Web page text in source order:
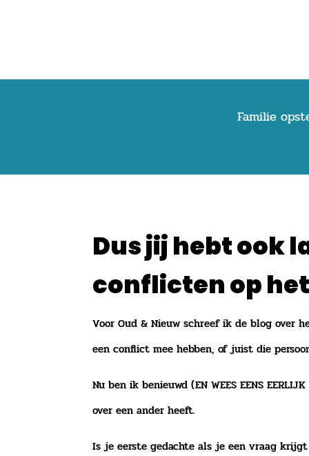
Familie
Dus jij hebt ook
conflicten op het
Voor Oud & Nieuw schreef ik de blog over
een conflict mee hebben, of juist die
Nu ben ik benieuwd (EN WEES EENS
over een ander heeft.
Is je eerste gedachte als je een vraag